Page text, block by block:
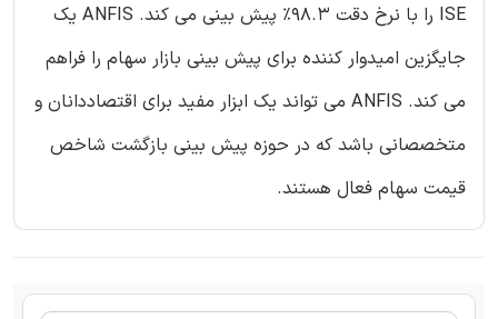
ISE را با نرخ دقت 98.3٪ پیش بینی می کند. ANFIS یک
جایگزین امیدوار کننده برای پیش بینی بازار سهام را فراهم
می کند. ANFIS می تواند یک ابزار مفید برای اقتصاددانان و
متخصصانی باشد که در حوزه پیش بینی بازگشت شاخص
قیمت سهام فعال هستند.